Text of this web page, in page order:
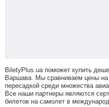
BiletyPlus.ua поможет купить
Варшава. Мы сравниваем цены
пересадкой среди множества
Все наши партнеры являются
билетов на самолет в